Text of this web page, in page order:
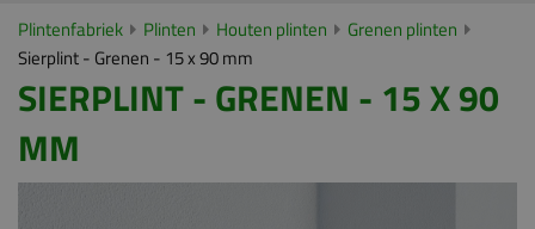
Plintenfabriek Plinten Houten plinten
Grenen plinten
Sierplint - Grenen - 15 x 90 mm
SIERPLINT - GRENEN - 15 X 90
MM